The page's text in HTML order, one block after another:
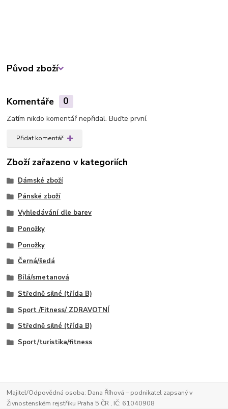
Původ zboží
Komentáře 0
Zatím nikdo komentář nepřidal. Buďte první.
Přidat komentář
Zboží zařazeno v kategoriích
Dámské zboží
Pánské zboží
Vyhledávání dle barev
Ponožky
Ponožky
Černá/šedá
Bílá/smetanová
Středně silné (třída B)
Sport /Fitness/ ZDRAVOTNÍ
Středně silné (třída B)
Sport/turistika/fitness
Majitel/Odpovědná osoba: Dana Říhová – podnikatel zapsaný v
Živnostenském rejstříku Praha 5 ČR , IČ: 61040908